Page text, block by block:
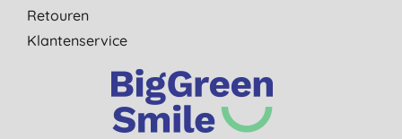
Retouren
Klantenservice